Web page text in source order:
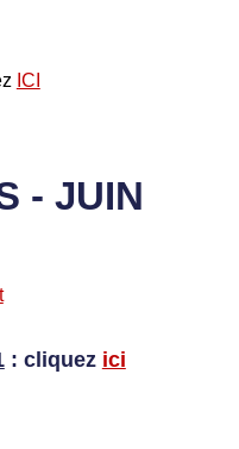
ICI
- JUIN
: cliquez ici